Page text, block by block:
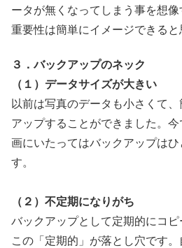
ータが無くなってしまう事を想
重要性は簡単にイメージできると
３．バックアップのネック
（１）データサイズが大きい
以前は写真のデータも小さくて
アップすることができました。
画にいたってはバックアップは
す。
（２）不定期になりがち
バックアップとして定期的にコピ
この「定期的」が落とし穴です。